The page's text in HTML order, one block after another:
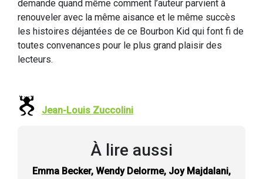
demande quand même comment l’auteur parvient à
renouveler avec la même aisance et le même succès
les histoires déjantées de ce Bourbon Kid qui font fi de
toutes convenances pour le plus grand plaisir des
lecteurs.
Jean-Louis Zuccolini
À lire aussi
Emma Becker, Wendy Delorme, Joy Majdalani,